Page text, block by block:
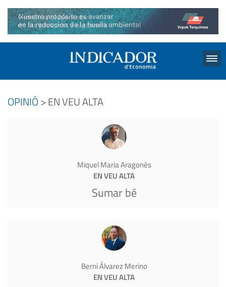
OPINIÓ> EN VEU ALTA
Miquel Maria Aragonès
EN VEU ALTA
Sumar bé
Berni Álvarez Merino
EN VEU ALTA